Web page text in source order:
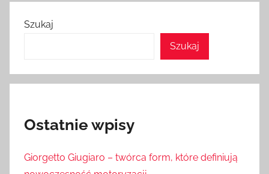
Szukaj
Szukaj
Ostatnie wpisy
Giorgetto Giugiaro – twórca form, które definiują